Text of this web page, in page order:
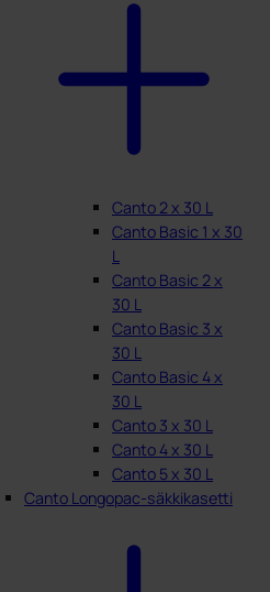
Canto 2 x 30 L
Canto Basic 1 x 30
L
Canto Basic 2 x
30 L
Canto Basic 3 x
30 L
Canto Basic 4 x
30 L
Canto 3 x 30 L
Canto 4 x 30 L
Canto 5 x 30 L
Canto Longopac-säkkikasetti